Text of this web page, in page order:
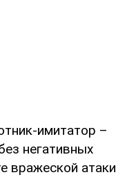
имитатор –
негативных
вражеской атаки